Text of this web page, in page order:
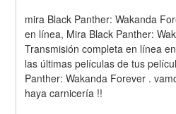
mira Black Panther: Wakanda
en línea, Mira Black Panther:
Transmisión completa en línea
las últimas películas de tus
Panther: Wakanda Forever .
haya carnicería !!